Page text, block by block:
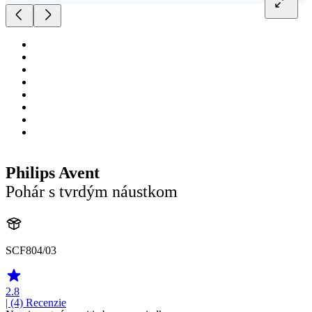
Philips Avent
Pohár s tvrdým náustkom
SCF804/03
2.8
| (4) Recenzie